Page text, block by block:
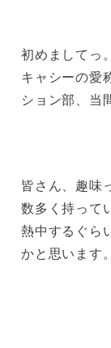
初めましてっ。
キャシーの愛
ション部、当
皆さん、趣味
数多く持って
熱中するぐら
かと思います。